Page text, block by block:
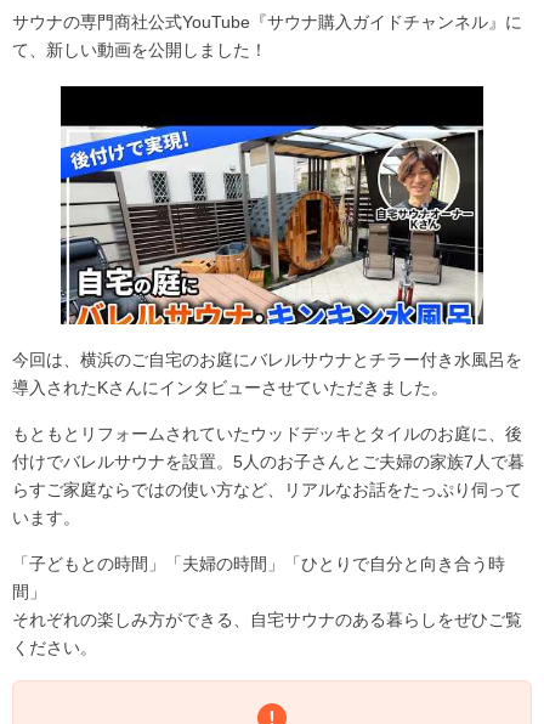
サウナの専門商社公式YouTube『サウナ購入ガイドチャンネル』に
て、新しい動画を公開しました！
今回は、横浜のご自宅のお庭にバレルサウナとチラー付き水風呂を
導入されたKさんにインタビューさせていただきました。
もともとリフォームされていたウッドデッキとタイルのお庭に、後
付けでバレルサウナを設置。5人のお子さんとご夫婦の家族7人で暮
らすご家庭ならではの使い方など、リアルなお話をたっぷり伺って
います。
「子どもとの時間」「夫婦の時間」「ひとりで自分と向き合う時
間」
それぞれの楽しみ方ができる、自宅サウナのある暮らしをぜひご覧
ください。